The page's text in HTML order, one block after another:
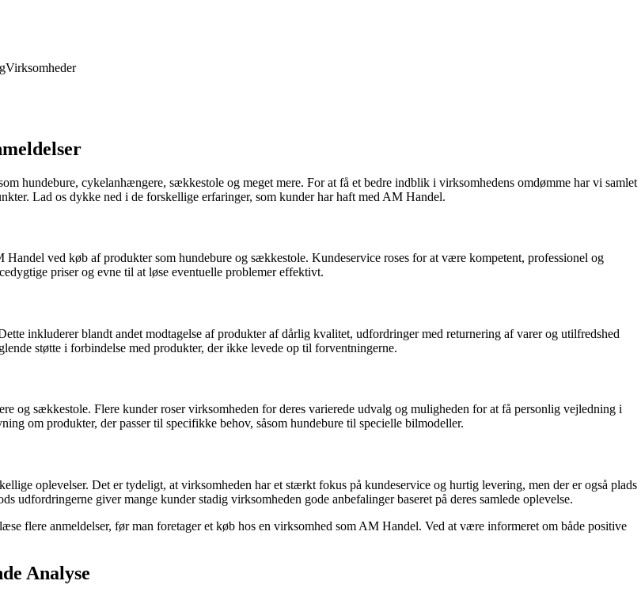
Virksomheder
hundebure, cykelanhængere, sækkestole og meget mere. For at få et bedre indblik i virksomhedens omdømme har vi samlet
Lad os dykke ned i de forskellige erfaringer, som kunder har haft med AM Handel.
ved køb af produkter som hundebure og sækkestole. Kundeservice roses for at være kompetent, professionel og
priser og evne til at løse eventuelle problemer effektivt.
inkluderer blandt andet modtagelse af produkter af dårlig kvalitet, udfordringer med returnering af varer og utilfredshed
støtte i forbindelse med produkter, der ikke levede op til forventningerne.
og sækkestole. Flere kunder roser virksomheden for deres varierede udvalg og muligheden for at få personlig vejledning i
om produkter, der passer til specifikke behov, såsom hundebure til specielle bilmodeller.
oplevelser. Det er tydeligt, at virksomheden har et stærkt fokus på kundeservice og hurtig levering, men der er også plads
giver mange kunder stadig virksomheden gode anbefalinger baseret på deres samlede oplevelse.
flere anmeldelser, før man foretager et køb hos en virksomhed som AM Handel. Ved at være informeret om både positive
Analyse